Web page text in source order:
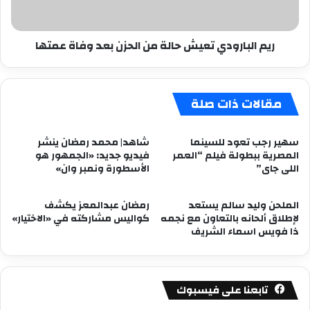
عمتها
ريم البارودي تعيش حالة من الحزن بعد وفاة عمتها
مقالات ذات صلة
سهير رجب تعود للسينما
المصرية ببطولة فيلم “العمر
اللى جاى”
شاهد| محمد رمضان ينشر
فيديو جديد: «الجمهور هو
الأسطورة ونمبر وان»
الملحن وليد سالم يستعد
لإطلاق ألحانه بالتعاون مع نجمه
ذا فويس اسماء الشريف
رمضان عبدالمعز يكشف
كواليس مشاركته في «الاختيار»
تابعنا على فيسبوك